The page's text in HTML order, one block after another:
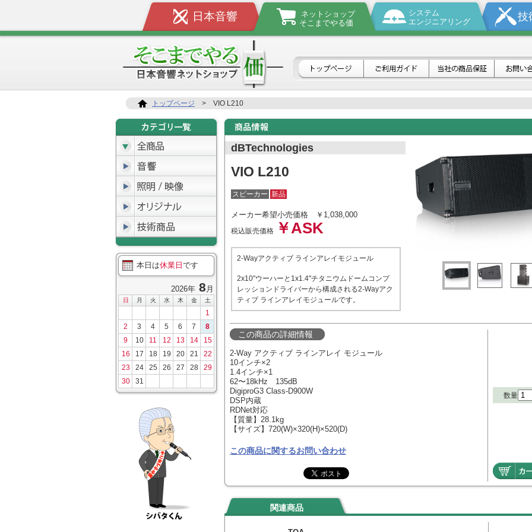
日本音響
ネットショップ
そこまでやる価
システム
エンジニアリング
技
トップページ > VIO L210
本日は休業日 です
2026年 8 月
日 月 火 水 木 金 土
1
2
3 4 5 6 7
8
9
10 11 12 13 14
15
16
17 18 19 20 21
22
23
24 25 26 27 28
29
30
31
dBTechnologies
VIO L210
スピーカー 新品
メーカー希望小売価格 ￥1,038,000
税込販売価格 ￥ASK
2-Wayアクティブ ラインアレイモジュール
2x10"ウーハーと1x1.4"チタニウムドームコンプ
レッションドライバーから構成される2-Wayアク
ティブ ラインアレイモジュールです。
この商品の詳細情報
2-Way アクティブ ラインアレイ モジュール
10インチ×2
1.4インチ×1
62〜18kHz 135dB
DigiproG3 Class-D900W
DSP内蔵
RDNet対応
【質量】28.1kg
【サイズ】720(W)×320(H)×520(D)
この商品に関するお問い合わせ
数量
関連商品